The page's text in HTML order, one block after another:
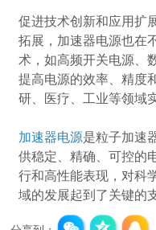
促进技术创新和应用扩
拓展，加速器电源也在
术，如高频开关电源、
提高电源的效率、精度
研、医疗、工业等领域
加速器电源是粒子加速
供稳定、精确、可控的
行和高性能表现，对科
域的发展起到了关键的